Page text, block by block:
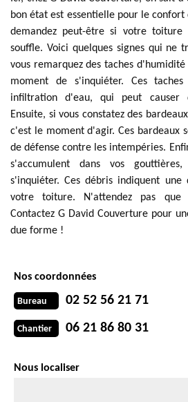
bon état est essentielle pour le confort
demandez peut-être si votre
souffle. Voici quelques signes qui ne
vous remarquez des taches
moment de s'inquiéter. Ces
infiltration d'eau, qui peut causer
Ensuite, si vous constatez des
c'est le moment d'agir. Ces bardeaux
de défense contre les intempéries.
s'accumulent dans vos
s'inquiéter. Ces débris indiquent une
votre toiture. N'attendez pas que
Contactez G David Couverture pour
due forme !
Nos coordonnées
Bureau 02 52 56 21 71
Chantier 06 21 86 80 31
Nous localiser